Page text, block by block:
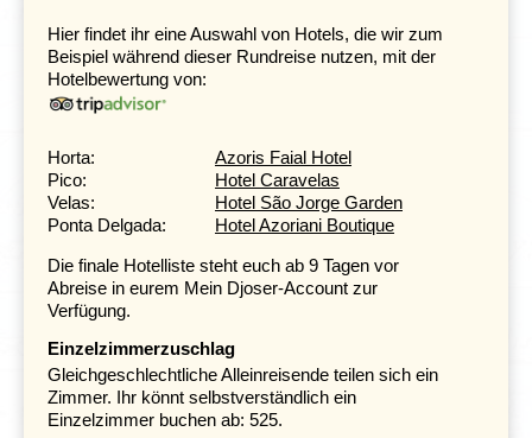
Die wunderschön gefärbten Kraterseen auf
São Miguel
Delgada)
Tag 8 São Miguel: Tagesausflug Lagoa das Furnas
Tag 9 Ponta Delgada: Ausflug Sete Cidades
Tag 10 Flug São Miguel - Frankfurt
Hier findet ihr eine Auswahl von Hotels, die wir zum
Beispiel während dieser Rundreise nutzen, mit der
Hotelbewertung von:
Horta:
Azoris Faial Hotel
Pico:
Hotel Caravelas
Velas:
Hotel São Jorge Garden
Ponta Delgada:
Hotel Azoriani Boutique
Die finale Hotelliste steht euch ab 9 Tagen vor
Abreise in eurem Mein Djoser-Account zur
Verfügung.
Einzelzimmerzuschlag
Gleichgeschlechtliche Alleinreisende teilen sich ein
Zimmer. Ihr könnt selbstverständlich ein
Einzelzimmer buchen ab: 525.